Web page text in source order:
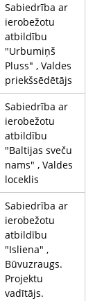
Sabiedrība ar
ierobežotu
atbildību
"Urbumiņš
Pluss" , Valdes
priekšsēdētājs
Sabiedrība ar
ierobežotu
atbildību
"Baltijas sveču
nams" , Valdes
loceklis
Sabiedrība ar
ierobežotu
atbildību
"Isliena" ,
Būvuzraugs.
Projektu
vadītājs.